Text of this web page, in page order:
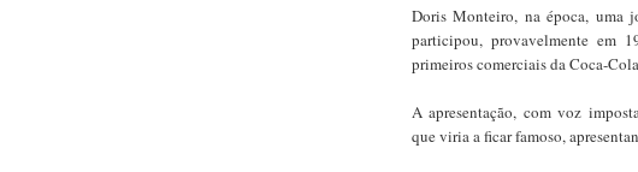
Doris Monteiro, na época, uma
participou, provavelmente em
primeiros comerciais da Coca-
A apresentação, com voz
que viria a ficar famoso,